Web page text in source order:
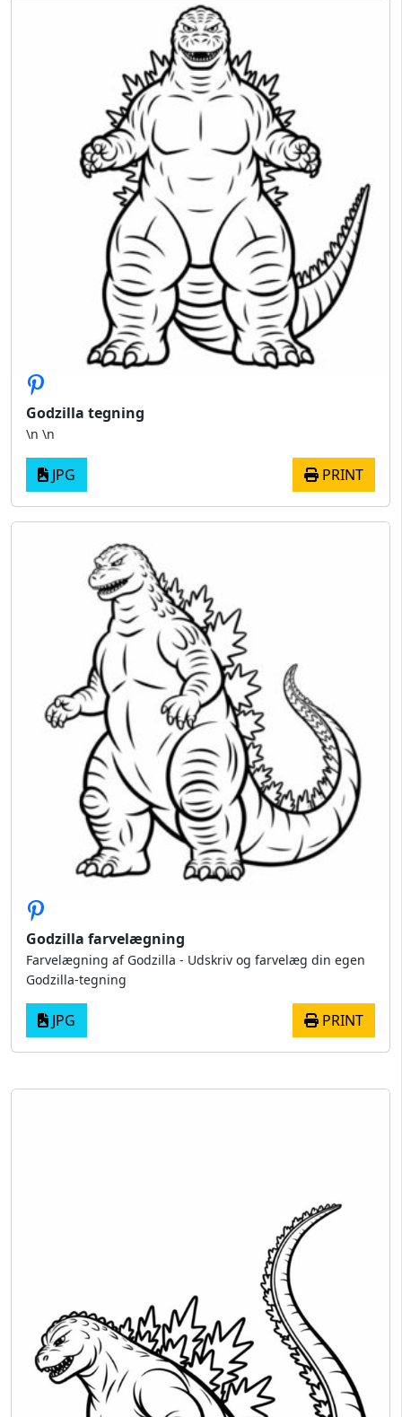
Godzilla tegning
\n \n
JPG PRINT
Godzilla farvelægning
Farvelægning af Godzilla - Udskriv og farvelæg din egen
Godzilla-tegning
JPG PRINT